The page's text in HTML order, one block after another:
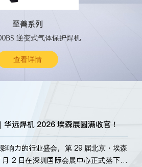
至善系列
逆变式气体保护焊机
查看详情
远焊机 2026 埃森展圆满收官！
响力的行业盛会，第 29 届北京・埃森
2 日在深圳国际会展中心正式落下帷